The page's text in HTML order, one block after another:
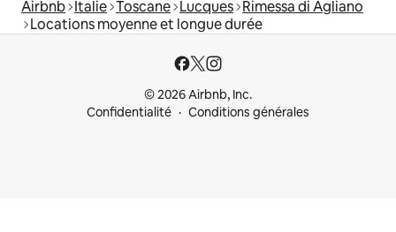
Airbnb Italie Toscane Lucques Rimessa di Agliano
Locations moyenne et longue durée
© 2026 Airbnb, Inc.
Confidentialité
Conditions générales